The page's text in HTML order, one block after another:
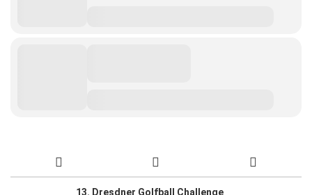
13. Dresdner Golfball Challenge